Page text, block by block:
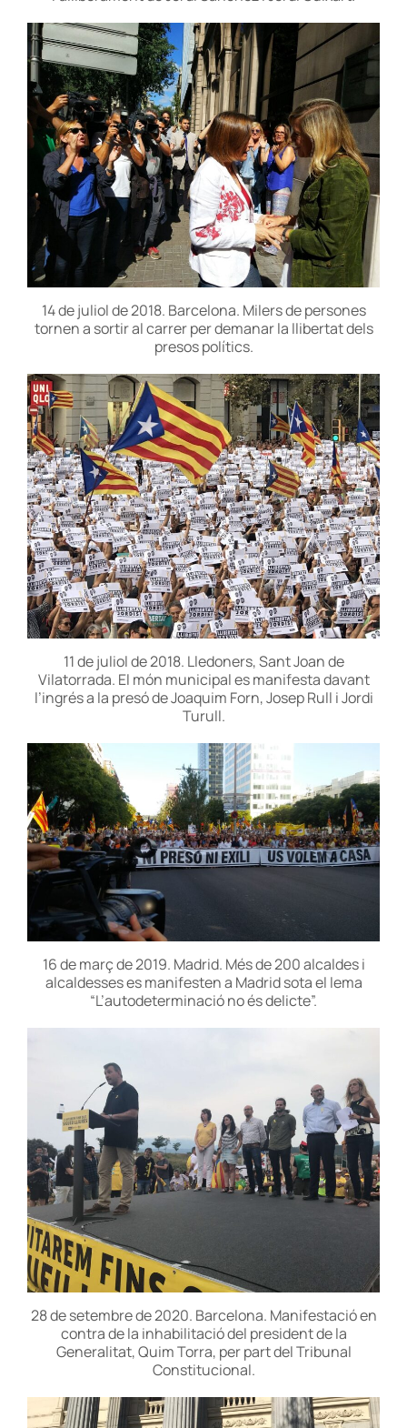
14 de juliol de 2018. Barcelona. Milers de persones
tornen a sortir al carrer per demanar la llibertat dels
presos polítics.
11 de juliol de 2018. Lledoners, Sant Joan de
Vilatorrada. El món municipal es manifesta davant
l’ingrés a la presó de Joaquim Forn, Josep Rull i Jordi
Turull.
16 de març de 2019. Madrid. Més de 200 alcaldes i
alcaldesses es manifesten a Madrid sota el lema
“L’autodeterminació no és delicte”.
28 de setembre de 2020. Barcelona. Manifestació en
contra de la inhabilitació del president de la
Generalitat, Quim Torra, per part del Tribunal
Constitucional.